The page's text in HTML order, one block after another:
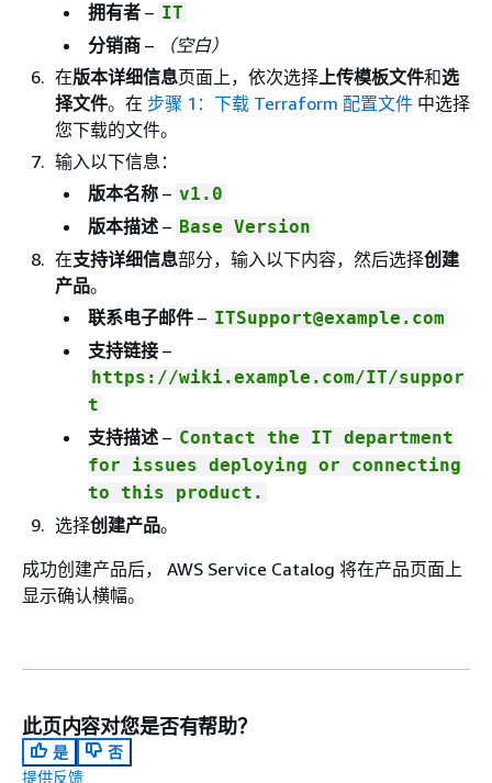
拥有者 – IT
分销商 –
（空白）
在版本详细信息页面上，依次选择上传模板文件和选
择文件。在 步骤 1：下载 Terraform 配置文件 中选择
您下载的文件。
输入以下信息：
版本名称 – v1.0
版本描述 – Base Version
在支持详细信息部分，输入以下内容，然后选择创建
产品。
联系电子邮件 – ITSupport@example.com
支持链接 –
https://wiki.example.com/IT/suppor
t
支持描述 – Contact the IT department
for issues deploying or connecting
to this product.
选择创建产品。
成功创建产品后， AWS Service Catalog 将在产品页面上
显示确认横幅。
此页内容对您是否有帮助？
是
否
提供反馈